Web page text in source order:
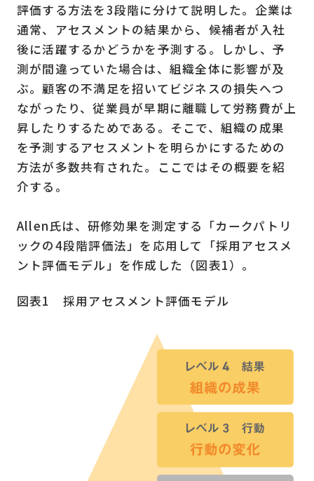
評価する方法を3段階に分けて説明した。企業は
通常、アセスメントの結果から、候補者が入社
後に活躍するかどうかを予測する。しかし、予
測が間違っていた場合は、組織全体に影響が及
ぶ。顧客の不満足を招いてビジネスの損失へつ
ながったり、従業員が早期に離職して労務費が上
昇したりするためである。そこで、組織の成果
を予測するアセスメントを明らかにするための
方法が多数共有された。ここではその概要を紹
介する。
Allen氏は、研修効果を測定する「カークパトリ
ックの4段階評価法」を応用して「採用アセスメ
ント評価モデル」を作成した（図表1）。
図表1 採用アセスメント評価モデル